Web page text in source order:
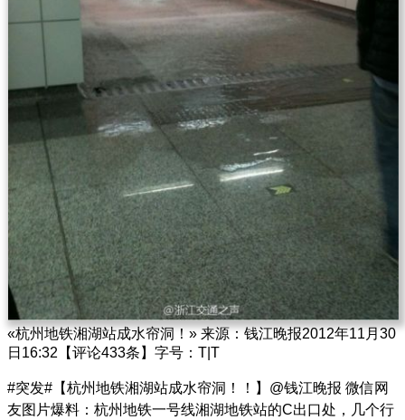
«杭州地铁湘湖站成水帘洞！» 来源：钱江晚报2012年11月30
日16:32【评论433条】字号：T|T
#突发#【杭州地铁湘湖站成水帘洞！！】@钱江晚报 微信网
友图片爆料：杭州地铁一号线湘湖地铁站的C出口处，几个行